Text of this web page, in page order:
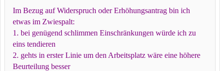
Im Bezug auf Widerspruch oder Erhöhungsantrag bin ich
etwas im Zwiespalt:
1. bei genügend schlimmen Einschränkungen würde ich zu
eins tendieren
2. gehts in erster Linie um den Arbeitsplatz wäre eine höhere
Beurteilung besser